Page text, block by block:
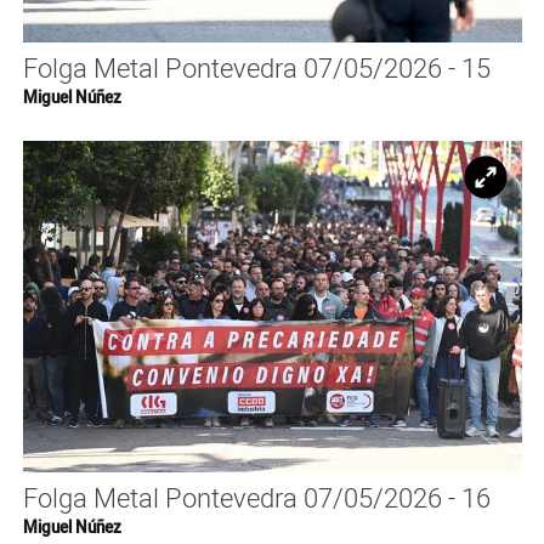
Folga Metal Pontevedra 07/05/2026 - 15
Miguel Núñez
Folga Metal Pontevedra 07/05/2026 - 16
Miguel Núñez